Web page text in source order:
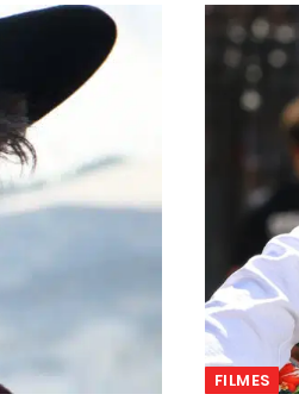
FILMES